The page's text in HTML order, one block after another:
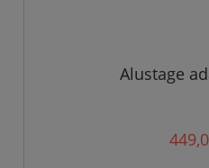
Alustage